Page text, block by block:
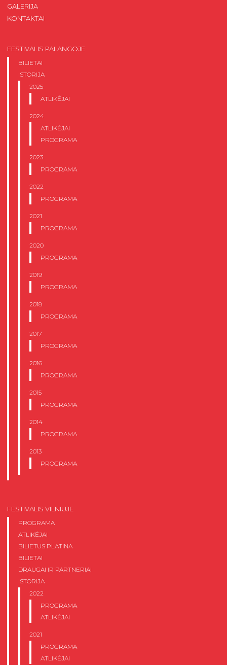
GALERIJA
KONTAKTAI
FESTIVALIS PALANGOJE
BILIETAI
ISTORIJA
2025
ATLIKĖJAI
2024
ATLIKĖJAI
PROGRAMA
2023
PROGRAMA
2022
PROGRAMA
2021
PROGRAMA
2020
PROGRAMA
2019
PROGRAMA
2018
PROGRAMA
2017
PROGRAMA
2016
PROGRAMA
2015
PROGRAMA
2014
PROGRAMA
2013
PROGRAMA
FESTIVALIS VILNIUJE
PROGRAMA
ATLIKĖJAI
BILIETUS PLATINA
BILIETAI
DRAUGAI IR PARTNERIAI
ISTORIJA
2022
PROGRAMA
ATLIKĖJAI
2021
PROGRAMA
ATLIKĖJAI